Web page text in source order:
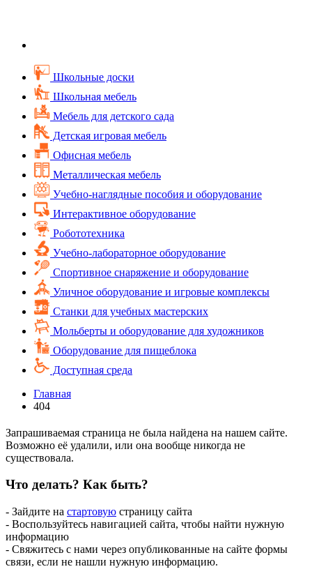
Школьные доски
Школьная мебель
Мебель для детского сада
Детская игровая мебель
Офисная мебель
Металлическая мебель
Учебно-наглядные пособия и оборудование
Интерактивное оборудование
Робототехника
Учебно-лабораторное оборудование
Спортивное снаряжение и оборудование
Уличное оборудование и игровые комплексы
Cтанки для учебных мастерских
Мольберты и оборудование для художников
Оборудование для пищеблока
Доступная среда
Главная
404
Запрашиваемая страница не была найдена на нашем сайте.
Возможно её удалили, или она вообще никогда не
существовала.
Что делать? Как быть?
- Зайдите на стартовую страницу сайта
- Воспользуйтесь навигацией сайта, чтобы найти нужную
информацию
- Свяжитесь с нами через опубликованные на сайте формы
связи, если не нашли нужную информацию.